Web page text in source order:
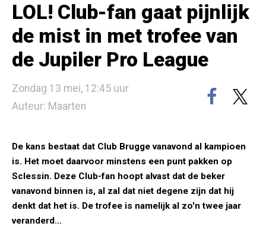
LOL! Club-fan gaat pijnlijk
de mist in met trofee van
de Jupiler Pro League
Zondag 13 mei, 12:45 uur
Auteur: Maarten
De kans bestaat dat Club Brugge vanavond al kampioen
is. Het moet daarvoor minstens een punt pakken op
Sclessin. Deze Club-fan hoopt alvast dat de beker
vanavond binnen is, al zal dat niet degene zijn dat hij
denkt dat het is. De trofee is namelijk al zo'n twee jaar
veranderd...